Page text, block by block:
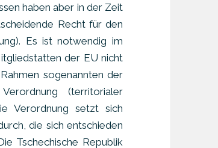
haben aber in der Zeit
Recht für den
Es ist notwendig im
der EU nicht
sogenannten der
(territorialer
Verordnung setzt sich
die sich entschieden
Tschechische Republik